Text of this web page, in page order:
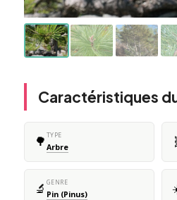
Caractéristiques
🌳 TYPE
Arbre
🔬 GENRE
Pin (Pinus)